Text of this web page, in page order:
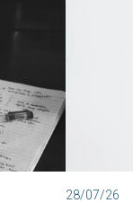
28/07/26